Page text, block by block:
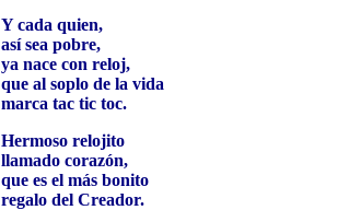
Y cada quien,
así sea pobre,
ya nace con reloj,
que al soplo de la vida
marca tac tic toc.
Hermoso relojito
llamado corazón,
que es el más bonito
regalo del Creador.